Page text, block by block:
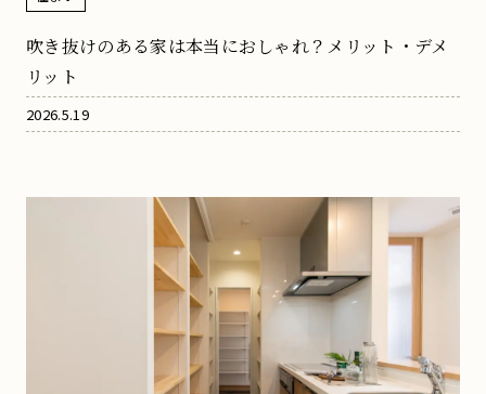
吹き抜けのある家は本当におしゃれ？メリット・デメ
リット
2026.5.19